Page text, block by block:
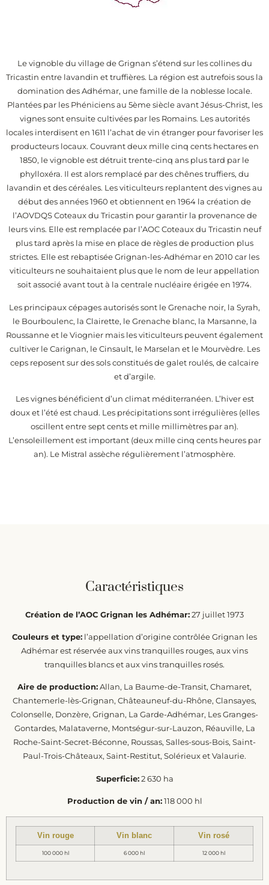
Le vignoble du village de Grignan s’étend sur les collines du
Tricastin entre lavandin et truffières. La région est autrefois sous la
domination des Adhémar, une famille de la noblesse locale.
Plantées par les Phéniciens au 5ème siècle avant Jésus-Christ, les
vignes sont ensuite cultivées par les Romains. Les autorités
locales interdisent en 1611 l’achat de vin étranger pour favoriser les
producteurs locaux. Couvrant deux mille cinq cents hectares en
1850, le vignoble est détruit trente-cinq ans plus tard par le
phylloxéra. Il est alors remplacé par des chênes truffiers, du
lavandin et des céréales. Les viticulteurs replantent des vignes au
début des années 1960 et obtiennent en 1964 la création de
l’AOVDQS Coteaux du Tricastin pour garantir la provenance de
leurs vins. Elle est remplacée par l’AOC Coteaux du Tricastin neuf
plus tard après la mise en place de règles de production plus
strictes. Elle est rebaptisée Grignan-les-Adhémar en 2010 car les
viticulteurs ne souhaitaient plus que le nom de leur appellation
soit associé avant tout à la centrale nucléaire érigée en 1974.
Les principaux cépages autorisés sont le Grenache noir, la Syrah,
le Bourboulenc, la Clairette, le Grenache blanc, la Marsanne, la
Roussanne et le Viognier mais les viticulteurs peuvent également
cultiver le Carignan, le Cinsault, le Marselan et le Mourvèdre. Les
ceps reposent sur des sols constitués de galet roulés, de calcaire
et d’argile.
Les vignes bénéficient d’un climat méditerranéen. L’hiver est
doux et l’été est chaud. Les précipitations sont irrégulières (elles
oscillent entre sept cents et mille millimètres par an).
L’ensoleillement est important (deux mille cinq cents heures par
an). Le Mistral assèche régulièrement l’atmosphère.
Caractéristiques
Création de l’AOC Grignan les Adhémar:27 juillet 1973
Couleurs et type: l’appellation d’origine contrôlée Grignan les
Adhémar est réservée aux vins tranquilles rouges, aux vins
tranquilles blancs et aux vins tranquilles rosés.
Aire de production:Allan, La Baume-de-Transit, Chamaret,
Chantemerle-lès-Grignan, Châteauneuf-du-Rhône, Clansayes,
Colonselle, Donzère, Grignan, La Garde-Adhémar, Les Granges-
Gontardes, Malataverne, Montségur-sur-Lauzon, Réauville, La
Roche-Saint-Secret-Béconne, Roussas, Salles-sous-Bois, Saint-
Paul-Trois-Châteaux, Saint-Restitut, Solérieux et Valaurie.
Superficie:2 630 ha
Production de vin / an:118 000 hl
Vin rouge Vin blanc Vin rosé
100 000 hl 6 000 hl 12 000 hl